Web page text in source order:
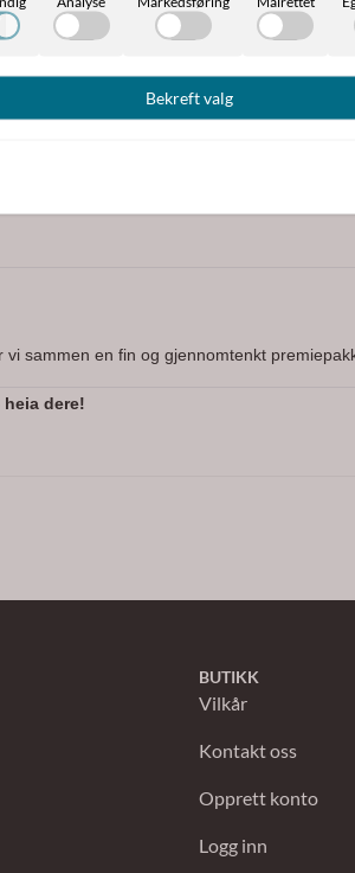
sammen en fin og gjennomtenkt
dere!
BUTIKK
Vilkår
Kontakt oss
Opprett konto
Logg inn
Bekreft valg